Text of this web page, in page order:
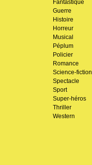
Fantastique
Guerre
Histoire
Horreur
Musical
Péplum
Policier
Romance
Science-fiction
Spectacle
Sport
Super-héros
Thriller
Western